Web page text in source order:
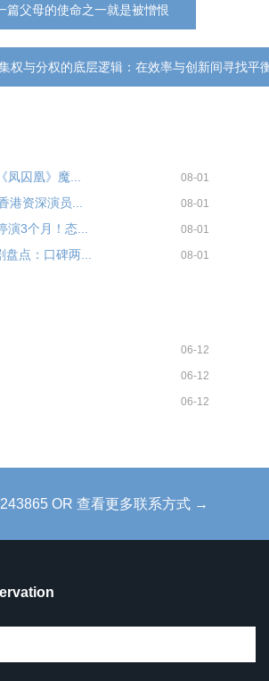
篇父母的使命之一就是被憎恨
权与分权的底层逻辑：在效率与创新间寻找平
囚凰》魔... 08-01
港资深演员... 08-01
演3个月！态... 08-01
点：口碑两... 08-01
06-12
06-12
06-12
OR 查看更多联系方式 →